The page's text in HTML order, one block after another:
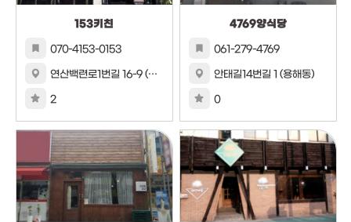
153키친
070-4153-0153
연산백련로1번길 16-9 (연산동)
2
4769양식당
061-279-4769
안태길14번길 1 (용해동)
0